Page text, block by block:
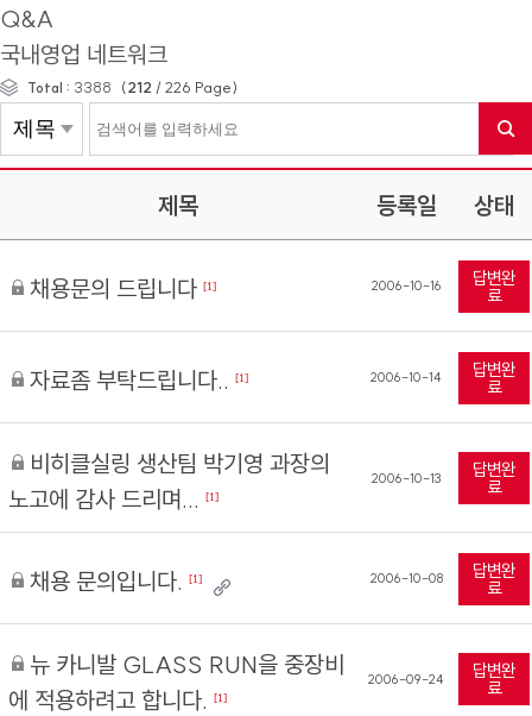
Q&A
국내영업 네트워크
Total : 3388 (212 / 226 Page)
제목 등록일 상태
채용문의 드립니다 [1] 2006-10-16 답변완
료
자료좀 부탁드립니다.. [1] 2006-10-14 답변완
료
비히클실링 생산팀 박기영 과장의
노고에 감사 드리며...
[1]
2006-10-13 답변완
료
채용 문의입니다. [1] 2006-10-08 답변완
료
뉴 카니발 GLASS RUN을 중장비
에 적용하려고 합니다.
[1]
2006-09-24 답변완
료